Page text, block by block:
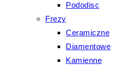
Pododisc
Frezy
Ceramiczne
Diamentowe
Kamienne